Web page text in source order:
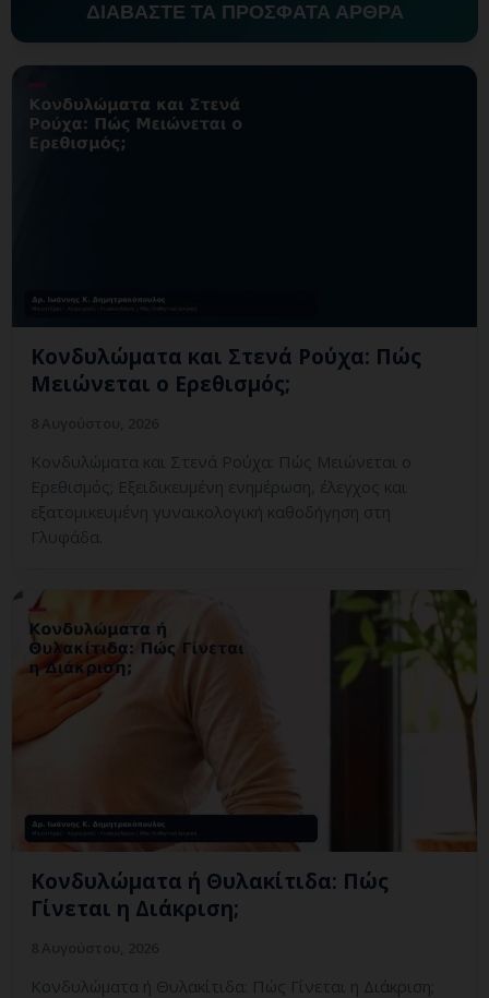
ΔΙΑΒΑΣΤΕ ΤΑ ΠΡΟΣΦΑΤΑ ΑΡΘΡΑ
Κονδυλώματα και Στενά Ρούχα: Πώς
Μειώνεται ο Ερεθισμός;
Κονδυλώματα και Στενά Ρούχα: Πώς Μειώνεται ο
Ερεθισμός; Εξειδικευμένη ενημέρωση, έλεγχος και
εξατομικευμένη γυναικολογική καθοδήγηση στη
Γλυφάδα.
Κονδυλώματα ή Θυλακίτιδα: Πώς
Γίνεται η Διάκριση;
Κονδυλώματα ή Θυλακίτιδα: Πώς Γίνεται η Διάκριση;